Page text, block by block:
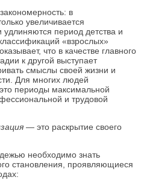
в
увеличивается
период детства и
«взрослых»
что в качестве главного
к другой выступает
смыслы своей жизни и
Для многих людей
периоды максимальной
и трудовой
— это раскрытие своего
необходимо знать
становления, проявляющиеся